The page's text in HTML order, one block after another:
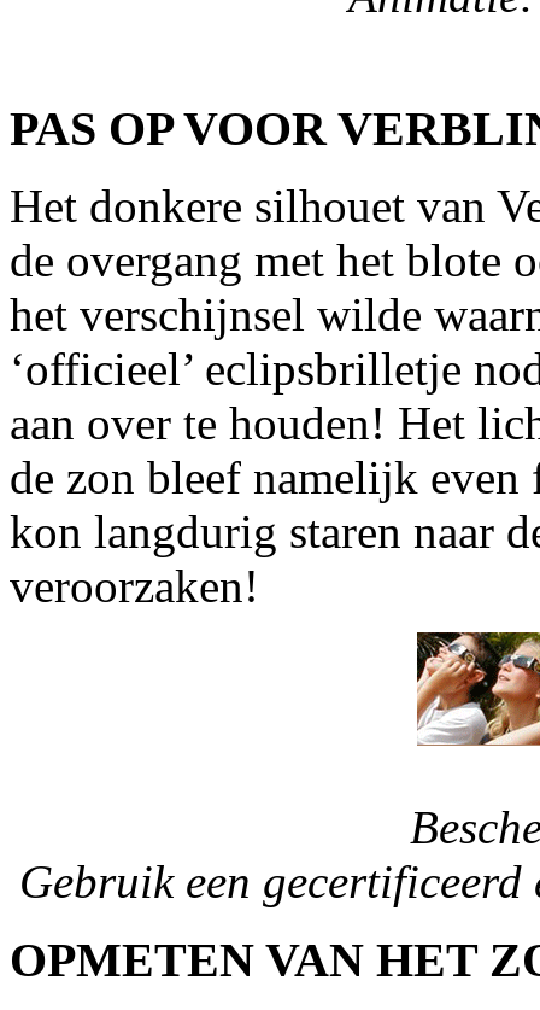
PAS OP VOOR
Het donkere silhouet van
de overgang met het blote
het verschijnsel wilde
‘officieel’ eclipsbrilletje
aan over te houden! Het
de zon bleef namelijk even
kon langdurig staren naar
veroorzaken!
Gebruik een
OPMETEN VAN HET